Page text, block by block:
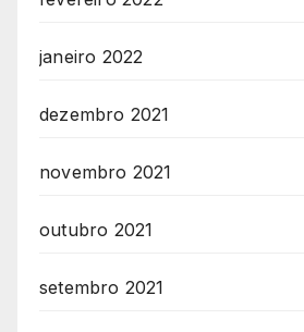
janeiro 2022
dezembro 2021
novembro 2021
outubro 2021
setembro 2021